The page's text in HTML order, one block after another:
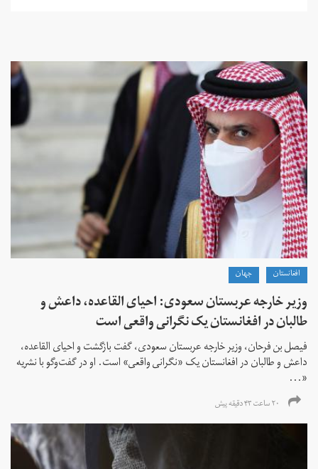
افغانستان جهان
وزیر خارجه عربستان سعودی: احیای القاعده،‌ داعش و
طالبان در افغانستان یک نگرانی واقعی است
فیصل بن فرحان، ‌وزیر خارجه عربستان سعودی، گفت بازگشت و احیای القاعده،‌
داعش و طالبان در افغانستان یک «نگرانی واقعی» است. او در گفت‌وگو با نشریه
«...
۲۰ ساعت ۴۳ دقیقه پیش